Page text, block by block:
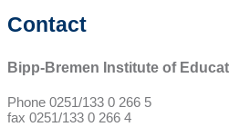
Contact
Bipp-Bremen Institute of
Phone 0251/133 0 266 5
fax 0251/133 0 266 4